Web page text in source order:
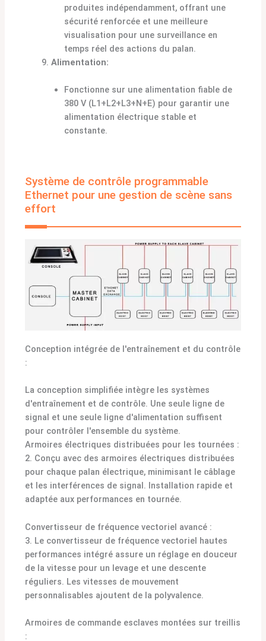
produites indépendamment, offrant une
sécurité renforcée et une meilleure
visualisation pour une surveillance en
temps réel des actions du palan.
Alimentation:
Fonctionne sur une alimentation fiable de
380 V (L1+L2+L3+N+E) pour garantir une
alimentation électrique stable et
constante.
Système de contrôle programmable
Ethernet pour une gestion de scène sans
effort
Conception intégrée de l'entraînement et du contrôle
:
La conception simplifiée intègre les systèmes
d'entraînement et de contrôle. Une seule ligne de
signal et une seule ligne d'alimentation suffisent
pour contrôler l'ensemble du système.
Armoires électriques distribuées pour les tournées :
2. Conçu avec des armoires électriques distribuées
pour chaque palan électrique, minimisant le câblage
et les interférences de signal. Installation rapide et
adaptée aux performances en tournée.
Convertisseur de fréquence vectoriel avancé :
3. Le convertisseur de fréquence vectoriel hautes
performances intégré assure un réglage en douceur
de la vitesse pour un levage et une descente
réguliers. Les vitesses de mouvement
personnalisables ajoutent de la polyvalence.
Armoires de commande esclaves montées sur treillis
: